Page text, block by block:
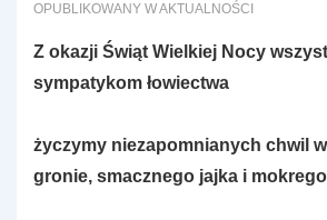
OPUBLIKOWANY WAKTUALNOŚCI
Z okazji Świąt Wielkiej Nocy
sympatykom łowiectwa
życzymy niezapomnianych chwil
gronie, smacznego jajka i